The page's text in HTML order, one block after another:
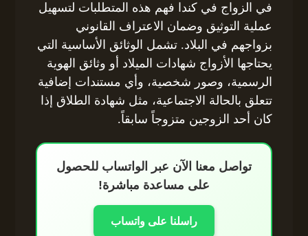
في الزواج في كندا فهم هذه المتطلبات لتسهيل
عملية التوثيق وضمان الاعتراف القانوني
بزواجهم في البلاد. تشمل الوثائق الأساسية التي
يحتاجها الأزواج شهادات الميلاد أو وثائق الهوية
الرسمية، وصور شخصية، وأي مستندات إضافية
تتعلق بالحالة الاجتماعية، مثل شهادة الطلاق إذا
كان أحد الزوجين متزوجاً سابقاً.
تواصل معنا الآن عبر الواتساب للحصول
على مساعدة مباشرة!
راسلنا على واتساب